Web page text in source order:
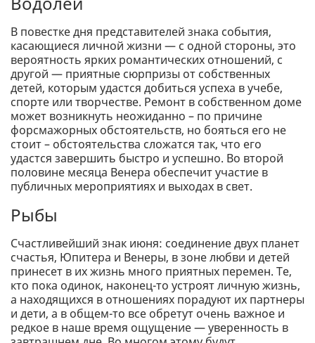
В повестке дня представителей знака события,
касающиеся личной жизни — с одной стороны, это
вероятность ярких романтических отношений, с
другой — приятные сюрпризы от собственных
детей, которым удастся добиться успеха в учебе,
спорте или творчестве. Ремонт в собственном доме
может возникнуть неожиданно – по причине
форсмажорных обстоятельств, но бояться его не
стоит – обстоятельства сложатся так, что его
удастся завершить быстро и успешно. Во второй
половине месяца Венера обеспечит участие в
публичных мероприятиях и выходах в свет.
Рыбы
Счастливейший знак июня: соединение двух планет
счастья, Юпитера и Венеры, в зоне любви и детей
принесет в их жизнь много приятных перемен. Те,
кто пока одинок, наконец-то устроят личную жизнь,
а находящихся в отношениях порадуют их партнеры
и дети, а в общем-то все обретут очень важное и
редкое в наше время ощущение — уверенность в